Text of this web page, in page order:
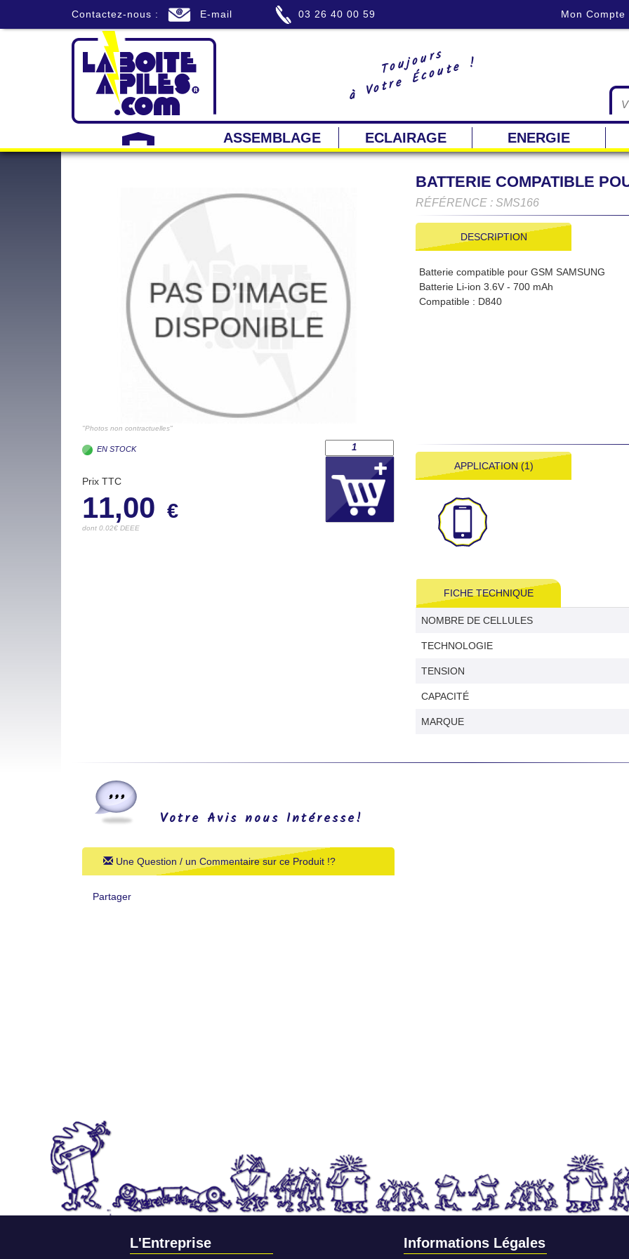
Contactez-nous : E-mail 03 26 40 00 59 Mon Compte
Toujours
à Votre Écoute !
ASSEMBLAGE ECLAIRAGE ENERGIE
BATTERIE COMPATIBLE
RÉFÉRENCE : SMS166
"Photos non contractuelles"
EN STOCK
Prix TTC
11,00 €
dont 0.02€ DEEE
DESCRIPTION
Batterie compatible pour GSM SAMSUNG
Batterie Li-ion 3.6V - 700 mAh
Compatible : D840
APPLICATION (1)
FICHE TECHNIQUE
NOMBRE DE CELLULES
TECHNOLOGIE
TENSION
CAPACITÉ
MARQUE
Votre Avis nous Intéresse!
Une Question / un Commentaire sur ce Produit !?
Partager
L'Entreprise Informations Légales